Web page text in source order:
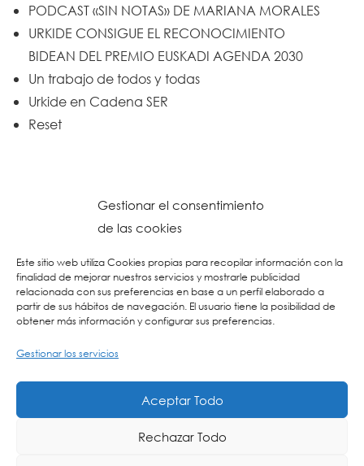
Gestionar el consentimiento
de las cookies
Este sitio web utiliza Cookies propias para recopilar información con la
finalidad de mejorar nuestros servicios y mostrarle publicidad
relacionada con sus preferencias en base a un perfil elaborado a
partir de sus hábitos de navegación. El usuario tiene la posibilidad de
obtener más información y configurar sus preferencias.
Gestionar los servicios
Aceptar Todo
Rechazar Todo
PODCAST «SIN NOTAS» DE MARIANA MORALES
URKIDE CONSIGUE EL RECONOCIMIENTO
BIDEAN DEL PREMIO EUSKADI AGENDA 2030
Un trabajo de todos y todas
Urkide en Cadena SER
Reset
Aviso Legal-Buzón Ético
La Consulta Creativa